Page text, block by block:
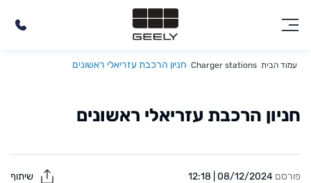
עמוד הבית Charger stations חניון הרכבת עזריאלי ראשונים
חניון הרכבת עזריאלי ראשונים
פורסם 08/12/2024 | 12:18